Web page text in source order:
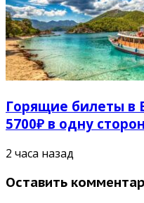
Горящие билеты в
5700₽ в одну
2 часа назад
Оставить